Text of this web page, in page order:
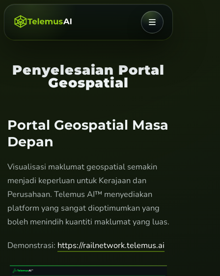
MENU
Penyelesaian Portal
Geospatial
Portal Geospatial Masa
Depan
Visualisasi maklumat geospatial semakin
menjadi keperluan untuk Kerajaan dan
Perusahaan. Telemus AI™ menyediakan
platform yang sangat dioptimumkan yang
boleh menindih kuantiti maklumat yang luas.
Demonstrasi: https://railnetwork.telemus.ai